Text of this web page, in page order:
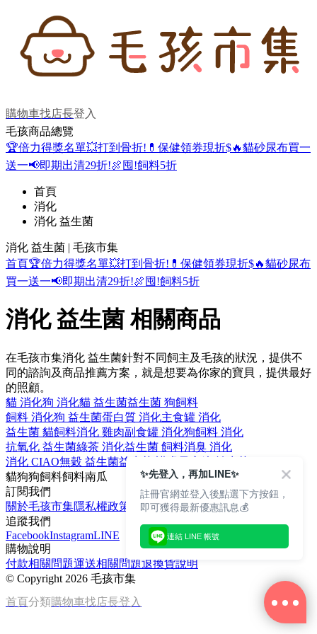
購物車找店長登入
毛孩商品總覽
🏆倍力得獎名單💥打到骨折! 💊保健領券現折$🔥貓砂尿布買一
送一📢即期出清29折!🍖囤!飼料5折
首頁
消化
消化 益生菌
消化 益生菌 | 毛孩市集
首頁🏆倍力得獎名單💥打到骨折! 💊保健領券現折$🔥貓砂尿布
買一送一📢即期出清29折!🍖囤!飼料5折
消化 益生菌 相關商品
在毛孩市集消化 益生菌針對不同飼主及毛孩的狀況，提供不
同的諮詢及商品推薦方案，就是想要為你家的寶貝，提供最好
的照顧。
貓 消化狗 消化貓 益生菌益生菌 狗飼料
飼料 消化狗 益生菌蛋白質 消化主食罐 消化
益生菌 貓飼料消化 雞肉副食罐 消化狗飼料 消化
抗氧化 益生菌綠茶 消化益生菌 飼料消臭 消化
消化 CIAO無穀 益生菌益生菌 護膚
貓狗狗飼料飼料南瓜
訂閱我們
關於毛孩市集隱私權政策
文章
追蹤我們
FacebookInstagramLINE
購物說明
付款相關問題運送相關問題退換貨說明
© Copyright 2026 毛孩市集
首頁分類購物車找店長登入
✨先登入，再加LINE✨
註冊官網並登入後點選下方按鈕，
即可獲得最新優惠訊息💰
連結 LINE 帳號